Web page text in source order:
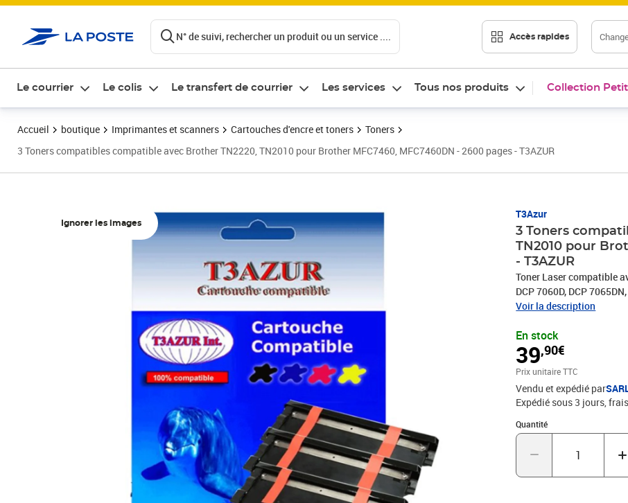
N° de suivi, rechercher un produit ou un service .... Accès rapides
Le courrier Le colis Le transfert de courrier Les services Tous nos produits Collection
Accueil boutique Imprimantes et scanners Cartouches d'encre et toners
Toners
3 Toners compatibles compatible avec Brother TN2220, TN2010 pour Brother MFC7460, MFC7460DN - 2600 pages - T3AZUR
Ignorer les images
T3Azur
3 Toners
TN2010 pour
- T3AZUR
Toner Laser compatible
DCP 7060D, DCP
2132, HL 2135, HL
les Toners Brother
avec un rendement de
9001/14001, STMC, CE,
qualité d'impression -
Voir la description
En stock
39,90€
Prix 39,90€
Prix unitaire TTC
Vendu et expédié par
Expédié sous 3 jours,
Quantité
Quantité : 1